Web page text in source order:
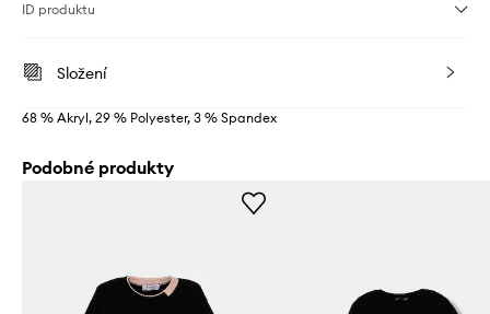
ID produktu
Složení
68 % Akryl, 29 % Polyester, 3 % Spandex
Podobné produkty